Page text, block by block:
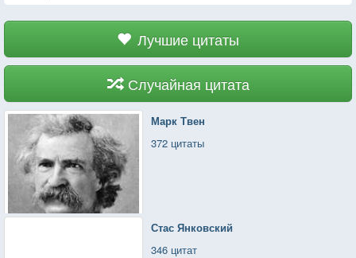
Лучшие цитаты
Случайная цитата
Марк Твен
372 цитаты
Стас Янковский
346 цитат